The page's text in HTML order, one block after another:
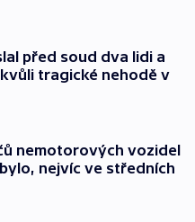
před soud dva lidi a
tragické nehodě v
nemotorových vozidel
nejvíc ve středních